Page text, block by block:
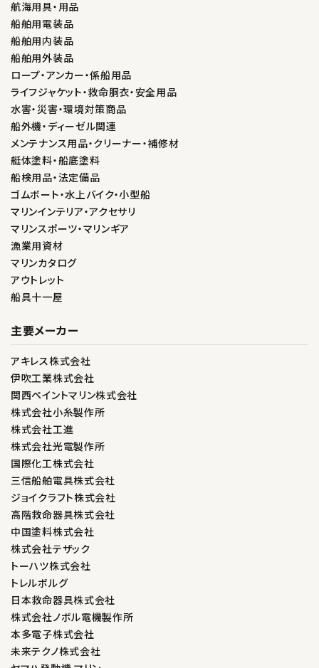
航海用具・用品
船舶用電装品
船舶用内装品
船舶用外装品
ロープ・アンカー・係船用品
ライフジャケット・救命胴衣・安全用品
水害・災害・環境対策商品
船外機・ディーゼル関連
メンテナンス用品・クリーナー・補修材
艇体塗料・船底塗料
船検用品・法定備品
ゴムボート・水上バイク・小型船
マリンインテリア・アクセサリ
マリンスポーツ・マリンギア
漁業用資材
マリンカタログ
アウトレット
船具十一屋
主要メーカー
アキレス株式会社
伊吹工業株式会社
関西ペイントマリン株式会社
株式会社小糸製作所
株式会社工進
株式会社光電製作所
国際化工株式会社
三信船舶電具株式会社
ジョイクラフト株式会社
高階救命器具株式会社
中国塗料株式会社
株式会社テザック
トーハツ株式会社
トレルボルグ
日本救命器具株式会社
株式会社ノボル電機製作所
本多電子株式会社
未来テクノ株式会社